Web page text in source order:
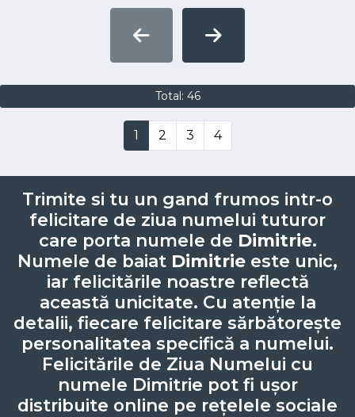
Total: 46
1 2 3 4
Trimite si tu un gand frumos intr-o
felicitare de ziua numelui tuturor
care porta numele de Dimitrie.
Numele de baiat Dimitrie este unic,
iar felicitările noastre reflectă
această unicitate. Cu atenție la
detalii, fiecare felicitare sărbătorește
personalitatea specifică a numelui.
Felicitările de Ziua Numelui cu
numele Dimitrie pot fi ușor
distribuite online pe rețelele sociale